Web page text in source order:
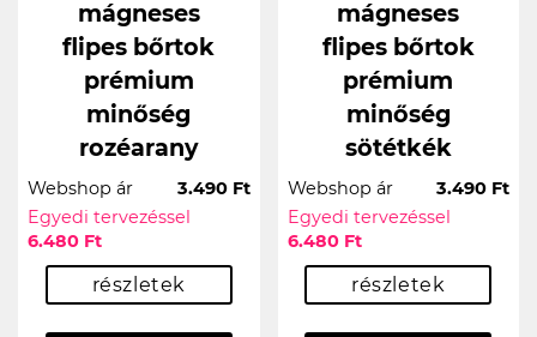
mágneses
flipes bőrtok
prémium
minőség
rozéarany
Webshop ár
3.490 Ft
Egyedi tervezéssel
6.480 Ft
részletek
mágneses
flipes bőrtok
prémium
minőség
sötétkék
Webshop ár
3.490 Ft
Egyedi tervezéssel
6.480 Ft
részletek